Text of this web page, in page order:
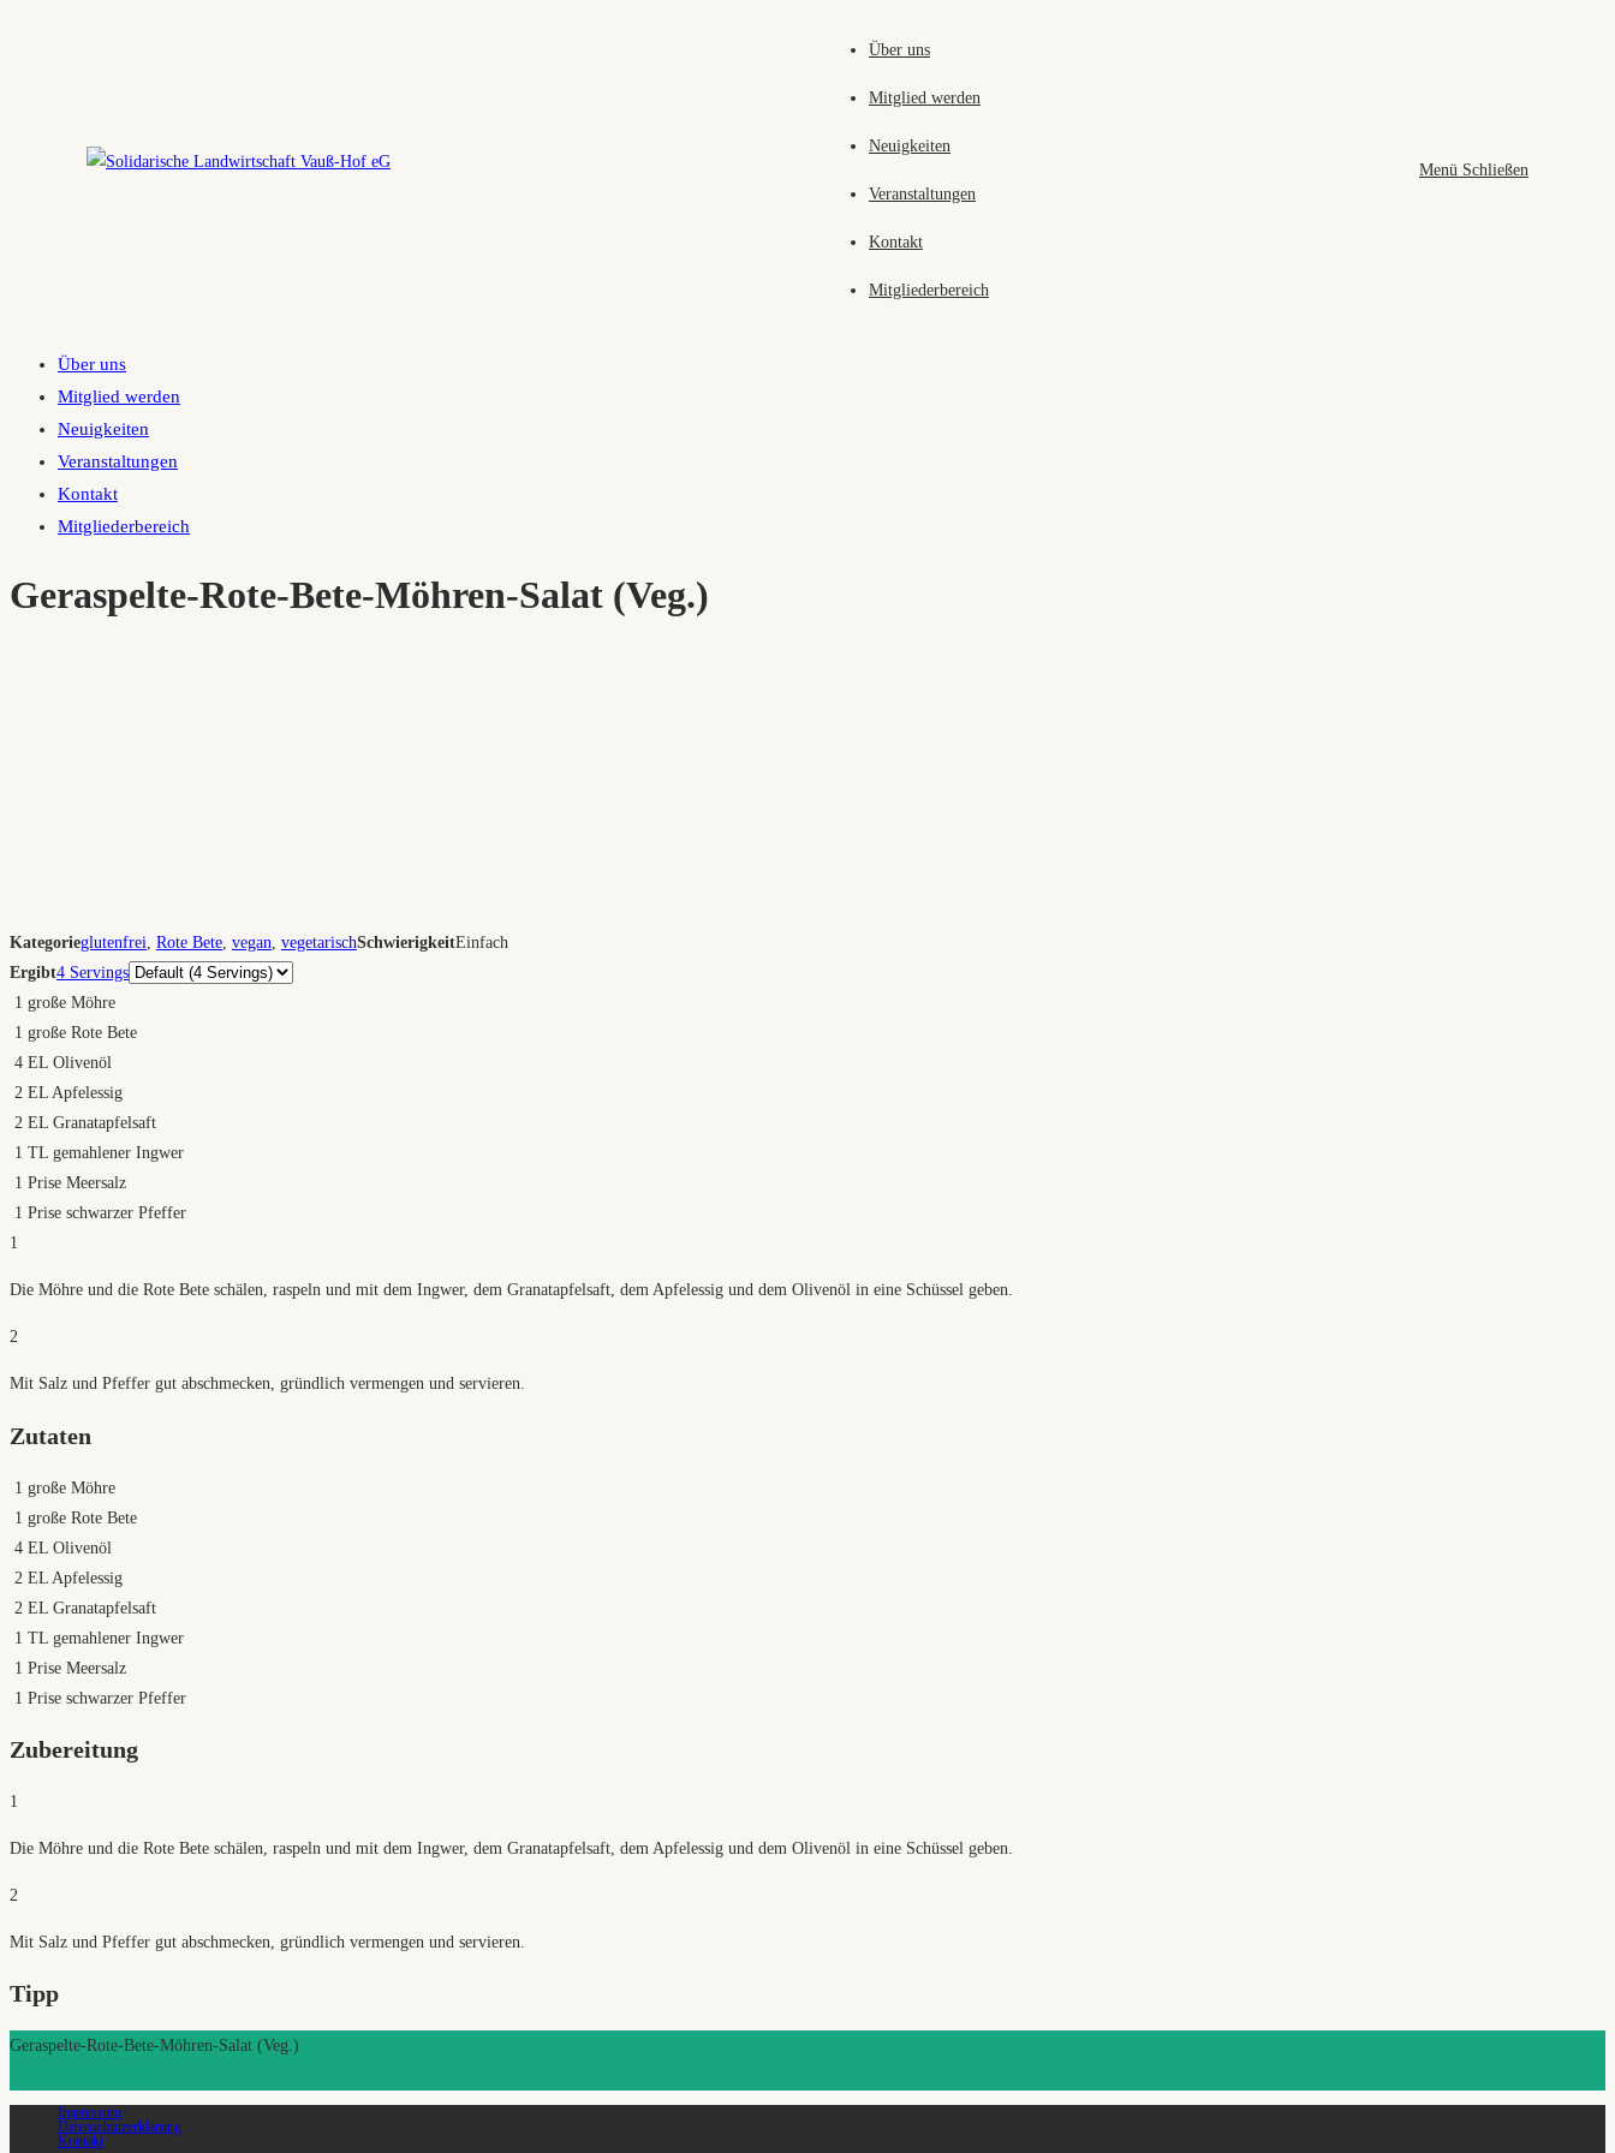
Über uns
Mitglied werden
Neuigkeiten
Veranstaltungen
Kontakt
Mitgliederbereich
Menü Schließen
Über uns
Mitglied werden
Neuigkeiten
Veranstaltungen
Kontakt
Mitgliederbereich
Geraspelte-Rote-Bete-Möhren-Salat (Veg.)
Kategorieglutenfrei, Rote Bete, vegan, vegetarischSchwierigkeitEinfach
Ergibt4 ServingsPortionen
1 große Möhre
1 große Rote Bete
4 EL Olivenöl
2 EL Apfelessig
2 EL Granatapfelsaft
1 TL gemahlener Ingwer
1 Prise Meersalz
1 Prise schwarzer Pfeffer
1
Die Möhre und die Rote Bete schälen, raspeln und mit dem Ingwer, dem Granatapfelsaft, dem Apfelessig und dem Olivenöl in eine Schüssel geben.
2
Mit Salz und Pfeffer gut abschmecken, gründlich vermengen und servieren.
Zutaten
1 große Möhre
1 große Rote Bete
4 EL Olivenöl
2 EL Apfelessig
2 EL Granatapfelsaft
1 TL gemahlener Ingwer
1 Prise Meersalz
1 Prise schwarzer Pfeffer
Zubereitung
1
Die Möhre und die Rote Bete schälen, raspeln und mit dem Ingwer, dem Granatapfelsaft, dem Apfelessig und dem Olivenöl in eine Schüssel geben.
2
Mit Salz und Pfeffer gut abschmecken, gründlich vermengen und servieren.
Tipp
Geraspelte-Rote-Bete-Möhren-Salat (Veg.)
Impressum
Datenschutzerklärung
Kontakt